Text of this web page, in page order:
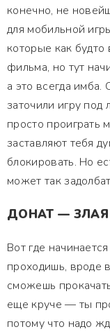
конечно, не
для мобильной
которые как
фильма, но тут
а это всегда имба.
заточили игру под
просто проиграть
заставляют тебя
блокировать. Но
может так
ДОНАТ —
Вот где
проходишь, вроде
сможешь
еще круче — ты
потому что надо